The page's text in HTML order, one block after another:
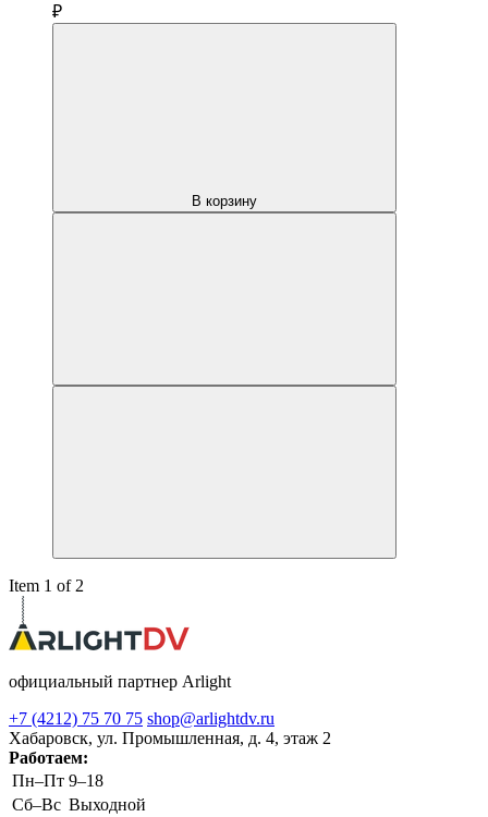
₽
В корзину
Item 1 of 2
официальный партнер Arlight
+7 (4212) 75 70 75 shop@arlightdv.ru
Хабаровск, ул. Промышленная, д. 4, этаж 2
Работаем:
Пн–Пт 9–18
Cб–Вс Выходной